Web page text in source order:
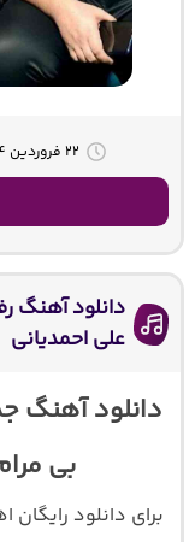
۲۲ فروردین ۱۴۰۴
دانلود آهنگ
علی احمدیانی
دانلود آهنگ
بی
برای دانلود رایگان